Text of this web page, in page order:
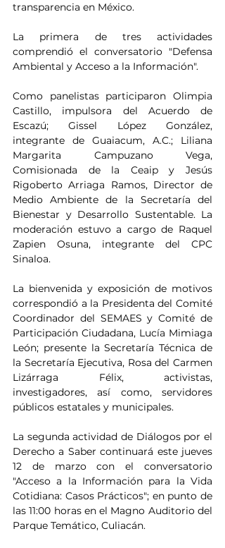
transparencia en México.
La primera de tres actividades
comprendió el conversatorio "Defensa
Ambiental y Acceso a la Información".
Como panelistas participaron Olimpia
Castillo, impulsora del Acuerdo de
Escazú; Gissel López González,
integrante de Guaiacum, A.C.; Liliana
Margarita Campuzano Vega,
Comisionada de la Ceaip y Jesús
Rigoberto Arriaga Ramos, Director de
Medio Ambiente de la Secretaría del
Bienestar y Desarrollo Sustentable. La
moderación estuvo a cargo de Raquel
Zapien Osuna, integrante del CPC
Sinaloa.
La bienvenida y exposición de motivos
correspondió a la Presidenta del Comité
Coordinador del SEMAES y Comité de
Participación Ciudadana, Lucía Mimiaga
León; presente la Secretaría Técnica de
la Secretaría Ejecutiva, Rosa del Carmen
Lizárraga Félix, activistas,
investigadores, así como, servidores
públicos estatales y municipales.
La segunda actividad de Diálogos por el
Derecho a Saber continuará este jueves
12 de marzo con el conversatorio
"Acceso a la Información para la Vida
Cotidiana: Casos Prácticos"; en punto de
las 11:00 horas en el Magno Auditorio del
Parque Temático, Culiacán.